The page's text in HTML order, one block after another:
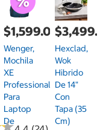
$1,599.00
Wenger,
Mochila
XE
Professional
Para
Laptop
De
Hexclad,
Wok
Hibrido
De 14"
Con
Tapa (35
Cm)